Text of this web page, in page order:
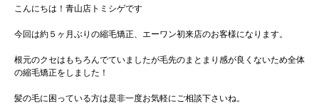
こんにちは！青山店トミシゲです
今回は約５ヶ月ぶりの縮毛矯正、エーワン初来店のお客様になります。
根元のクセはもちろんでていましたが毛先のまとまり感が良くないため全体
の縮毛矯正をしました！
髪の毛に困っている方は是非一度お気軽にご相談下さいね。